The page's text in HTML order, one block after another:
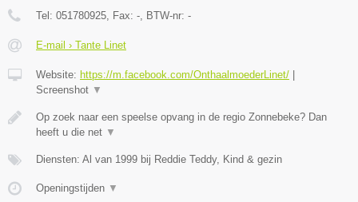
Tel: 051780925 , Fax: - , BTW-nr: -
E-mail › Tante Linet
Website: https://m.facebook.com/OnthaalmoederLinet/
Screenshot ▼
Op zoek naar een speelse opvang in de regio Zonnebeke? Dan
heeft u die net ▼
Diensten: Al van 1999 bij Reddie Teddy, Kind & gezin
Openingstijden ▼